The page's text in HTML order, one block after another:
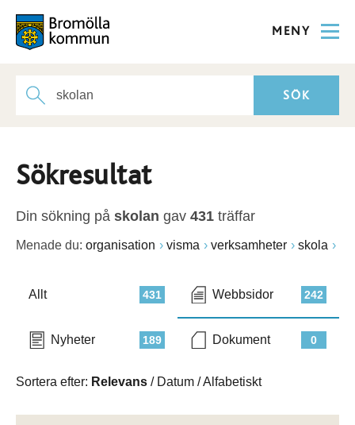
MENY
Sökresultat
Din sökning på skolan gav 431 träffar
Menade du: organisation visma verksamheter skola
431
Allt 242
Webbsidor
189
Nyheter 0
Dokument
Sortera efter: Relevans / Datum /Alfabetiskt